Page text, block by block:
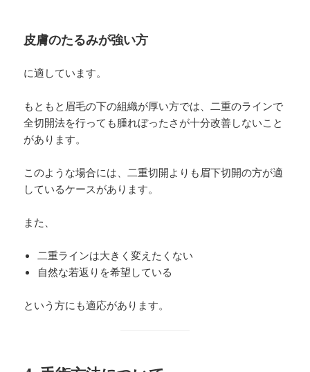
皮膚のたるみが強い方
に適しています。
もともと眉毛の下の組織が厚い方では、二重のラインで
全切開法を行っても腫れぼったさが十分改善しないこと
があります。
このような場合には、二重切開よりも眉下切開の方が適
しているケースがあります。
また、
二重ラインは大きく変えたくない
自然な若返りを希望している
という方にも適応があります。